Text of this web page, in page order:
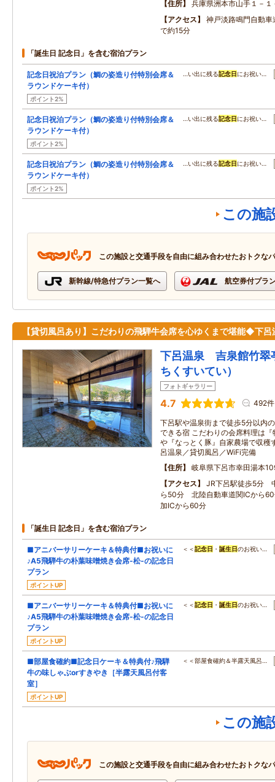
住所
兵庫県洲本市山手１－１
アクセス
神戸淡路鳴門自動
で約15分
「誕生日 記念日」を含む宿泊プラン
記念日祝泊プラン（鯛の姿造り付特別会席＆
ラウンドケーキ付）
ポイント2%
…い出に残る記念日 にお祝い…
記念日祝泊プラン（鯛の姿造り付特別会席＆
ラウンドケーキ付）
ポイント2%
…い出に残る記念日 にお祝い…
記念日祝泊プラン（鯛の姿造り付特別会席＆
ラウンドケーキ付）
ポイント2%
…い出に残る記念日 にお祝い…
この施
この施設と交通手段を自由に組み合わせたおトクな
新幹線/特急付プラン一覧へ 航空券付プラ
【貸切風呂あり】こだわりの飛騨牛会席を心ゆくまで堪能◆下呂
下呂温泉 吉泉館竹翠
ちくすいてい）
フォトギャラリー
4.7 492件
下呂駅や温泉街まで徒歩5分以内
できる宿 こだわりの会席料理は
や『なっとく豚』自家農場で収穫
呂温泉／貸切風呂／WiFi完備
住所
岐阜県下呂市幸田湯本
アクセス
JR下呂駅徒歩5分
ら50分 北陸自動車道関ICから
加ICから60分
「誕生日 記念日」を含む宿泊プラン
■アニバーサリーケーキ＆特典付■お祝いに
♪A5飛騨牛の朴葉味噌焼き会席-松-の記念日
プラン
ポイントUP
＜＜記念日 ・ 誕生日のお祝い…
■アニバーサリーケーキ＆特典付■お祝いに
♪A5飛騨牛の朴葉味噌焼き会席-松-の記念日
プラン
ポイントUP
＜＜記念日 ・ 誕生日のお祝い…
■部屋食確約■記念日ケーキ＆特典付♪飛騨
牛の味しゃぶorすきやき［半露天風呂付客
室］
ポイントUP
＜＜部屋食確約＆半露天風呂…
この施
この施設と交通手段を自由に組み合わせたおトクな